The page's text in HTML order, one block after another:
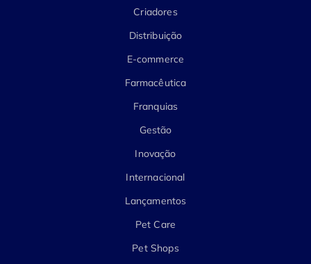
Criadores
Distribuição
E-commerce
Farmacêutica
Franquias
Gestão
Inovação
Internacional
Lançamentos
Pet Care
Pet Shops